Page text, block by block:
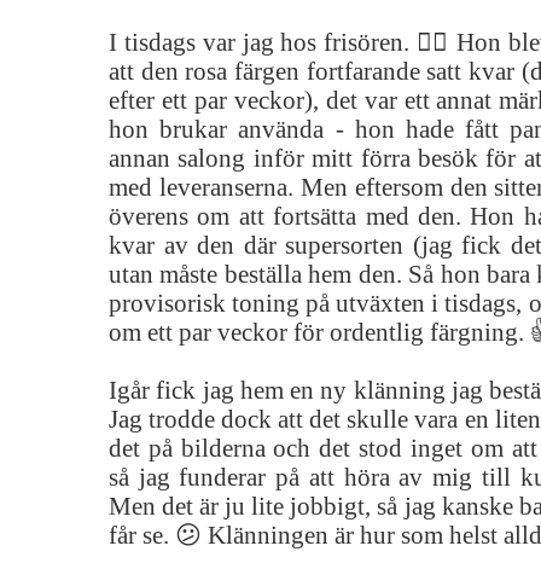
I tisdags var jag hos frisören. 💇‍♀️ Hon
att den rosa färgen fortfarande satt kvar
efter ett par veckor), det var ett annat
hon brukar använda - hon hade fått
annan salong inför mitt förra besök för
med leveranserna. Men eftersom den
överens om att fortsätta med den. Hon
kvar av den där supersorten (jag fick
utan måste beställa hem den. Så hon
provisorisk toning på utväxten i tisdags,
om ett par veckor för ordentlig färgning.
Igår fick jag hem en ny klänning jag
Jag trodde dock att det skulle vara en
det på bilderna och det stod inget om att
så jag funderar på att höra av mig till
Men det är ju lite jobbigt, så jag kanske
får se. 😕 Klänningen är hur som helst